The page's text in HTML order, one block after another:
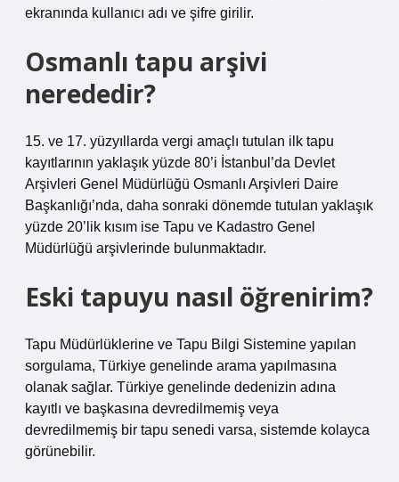
ekranında kullanıcı adı ve şifre girilir.
Osmanlı tapu arşivi
nerededir?
15. ve 17. yüzyıllarda vergi amaçlı tutulan ilk tapu
kayıtlarının yaklaşık yüzde 80’i İstanbul’da Devlet
Arşivleri Genel Müdürlüğü Osmanlı Arşivleri Daire
Başkanlığı’nda, daha sonraki dönemde tutulan yaklaşık
yüzde 20’lik kısım ise Tapu ve Kadastro Genel
Müdürlüğü arşivlerinde bulunmaktadır.
Eski tapuyu nasıl öğrenirim?
Tapu Müdürlüklerine ve Tapu Bilgi Sistemine yapılan
sorgulama, Türkiye genelinde arama yapılmasına
olanak sağlar. Türkiye genelinde dedenizin adına
kayıtlı ve başkasına devredilmemiş veya
devredilmemiş bir tapu senedi varsa, sistemde kolayca
görünebilir.